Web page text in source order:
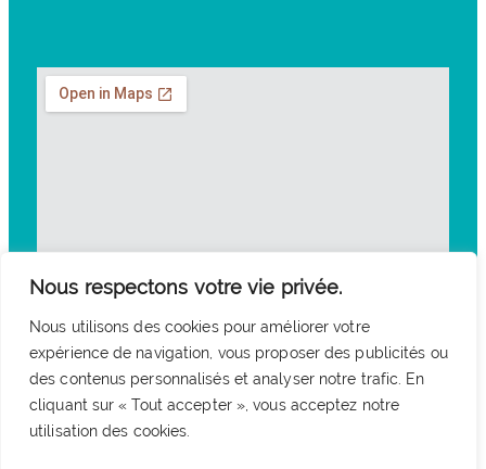
Nous respectons votre vie privée.
Nous utilisons des cookies pour améliorer votre
expérience de navigation, vous proposer des publicités ou
des contenus personnalisés et analyser notre trafic. En
cliquant sur « Tout accepter », vous acceptez notre
utilisation des cookies.